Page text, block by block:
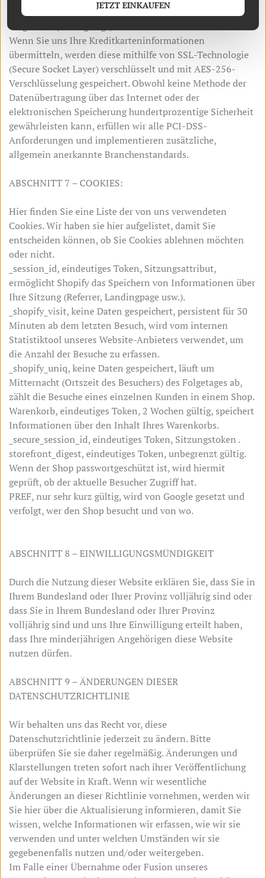
diese nicht unangemessen verloren gehen, missbraucht,
eingesehen, offengelegt, verändert oder zerstört werden.
Wenn Sie uns Ihre Kreditkarteninformationen
übermitteln, werden diese mithilfe von SSL-Technologie
(Secure Socket Layer) verschlüsselt und mit AES-256-
Verschlüsselung gespeichert. Obwohl keine Methode der
Datenübertragung über das Internet oder der
elektronischen Speicherung hundertprozentige Sicherheit
gewährleisten kann, erfüllen wir alle PCI-DSS-
Anforderungen und implementieren zusätzliche,
allgemein anerkannte Branchenstandards.
ABSCHNITT 7 – COOKIES:
Hier finden Sie eine Liste der von uns verwendeten
Cookies. Wir haben sie hier aufgelistet, damit Sie
entscheiden können, ob Sie Cookies ablehnen möchten
oder nicht.
_session_id, eindeutiges Token, Sitzungsattribut,
ermöglicht Shopify das Speichern von Informationen über
Ihre Sitzung (Referrer, Landingpage usw.).
_shopify_visit, keine Daten gespeichert, persistent für 30
Minuten ab dem letzten Besuch, wird vom internen
Statistiktool unseres Website-Anbieters verwendet, um
die Anzahl der Besuche zu erfassen.
_shopify_uniq, keine Daten gespeichert, läuft um
Mitternacht (Ortszeit des Besuchers) des Folgetages ab,
zählt die Besuche eines einzelnen Kunden in einem Shop.
Warenkorb, eindeutiges Token, 2 Wochen gültig, speichert
Informationen über den Inhalt Ihres Warenkorbs.
_secure_session_id, eindeutiges Token, Sitzungstoken .
storefront_digest, eindeutiges Token, unbegrenzt gültig.
Wenn der Shop passwortgeschützt ist, wird hiermit
geprüft, ob der aktuelle Besucher Zugriff hat.
PREF, nur sehr kurz gültig, wird von Google gesetzt und
verfolgt, wer den Shop besucht und von wo.
ABSCHNITT 8 – EINWILLIGUNGSMÜNDIGKEIT
Durch die Nutzung dieser Website erklären Sie, dass Sie in
Ihrem Bundesland oder Ihrer Provinz volljährig sind oder
dass Sie in Ihrem Bundesland oder Ihrer Provinz
volljährig sind und uns Ihre Einwilligung erteilt haben,
dass Ihre minderjährigen Angehörigen diese Website
nutzen dürfen.
ABSCHNITT 9 – ÄNDERUNGEN DIESER
DATENSCHUTZRICHTLINIE
Wir behalten uns das Recht vor, diese
Datenschutzrichtlinie jederzeit zu ändern. Bitte
überprüfen Sie sie daher regelmäßig. Änderungen und
Klarstellungen treten sofort nach ihrer Veröffentlichung
auf der Website in Kraft. Wenn wir wesentliche
Änderungen an dieser Richtlinie vornehmen, werden wir
Sie hier über die Aktualisierung informieren, damit Sie
wissen, welche Informationen wir erfassen, wie wir sie
verwenden und unter welchen Umständen wir sie
gegebenenfalls nutzen und/oder weitergeben.
Im Falle einer Übernahme oder Fusion unseres
Jersey Pound
English French
German Spanish
Portuguese (Brazil)
Turkish Korean
Chinese (Simplified) Italian
Norwegian Hungarian
Polish Bosnian
Croatian Danish
Estonian
JETZT EINKAUFEN